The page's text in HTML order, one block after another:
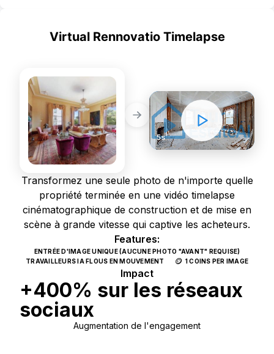
Virtual Rennovatio Timelapse
5s
Transformez une seule photo de n'importe quelle
propriété terminée en une vidéo timelapse
cinématographique de construction et de mise en
scène à grande vitesse qui captive les acheteurs.
Features:
ENTRÉE D'IMAGE UNIQUE (AUCUNE PHOTO "AVANT" REQUISE)
TRAVAILLEURS IA FLOUS EN MOUVEMENT
🪙 1 COINS PER IMAGE
Impact
+400% sur les réseaux
sociaux
Augmentation de l'engagement